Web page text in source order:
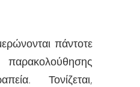
πάντοτε
Τονίζεται,